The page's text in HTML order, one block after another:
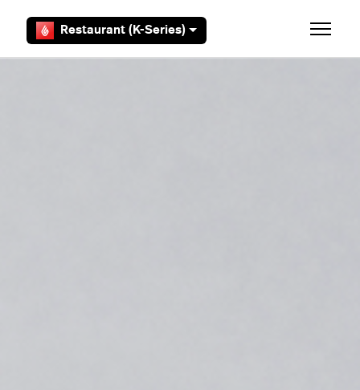
Restaurant (K-Series)